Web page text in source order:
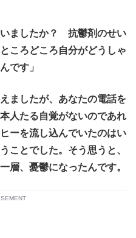
いましたか？ 抗鬱剤のせい
ころどころ自分がどうしゃ
です」
ましたが、あなたの電話を
人たる自覚がないのであれ
ーを流し込んでいたのはい
ことでした。そう思うと、
層、憂鬱になったんです。